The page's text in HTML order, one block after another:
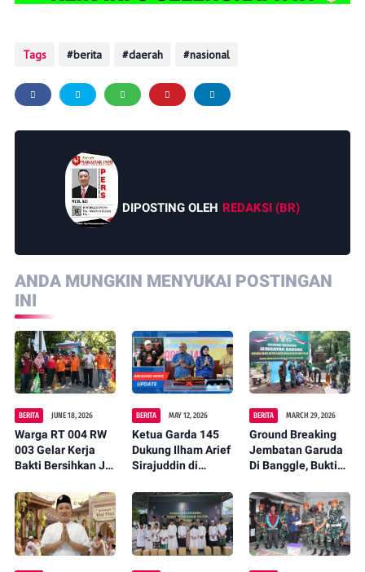
Tags berita daerah nasional
DIPOSTING OLEH REDAKSI (BR)
ANDA MUNGKIN MENYUKAI POSTINGAN
INI
BERITA JUNE 18, 2026
Warga RT 004 RW
003 Gelar Kerja
Bakti Bersihkan Jl.
Wujudkan
Lingkungan Asri
dan Nyaman
BERITA MAY 12, 2026
Ketua Garda 145
Dukung Ilham Arief
Sirajuddin di
Golkar
BERITA MARCH 29, 2026
Ground Breaking
Jembatan Garuda
Di Banggle, Bukti
Negara Untuk
Rakyat